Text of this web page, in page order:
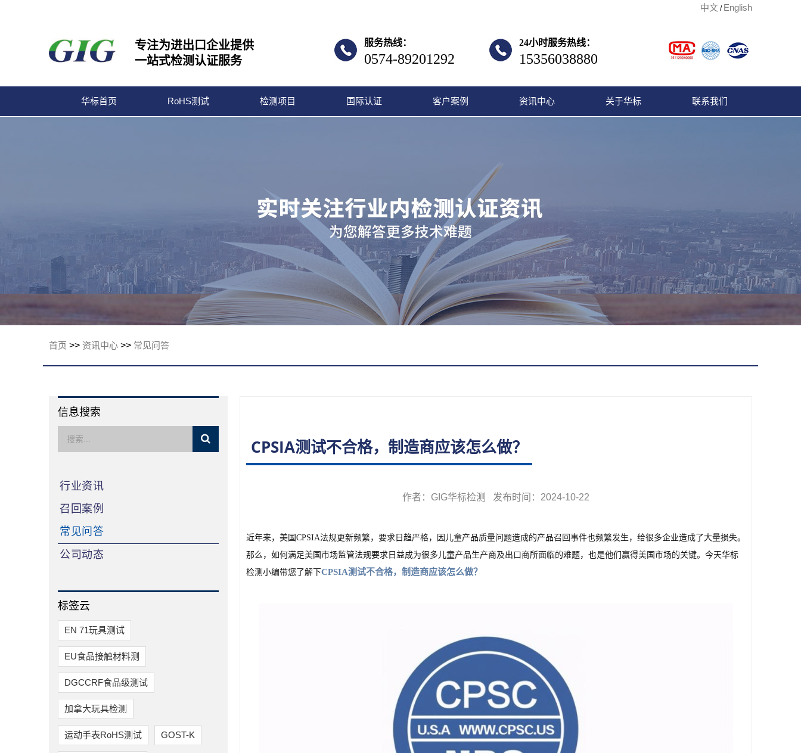
中文 / English
专注为进出口企业提供
一站式检测认证服务
服务热线：
0574-89201292
24小时服务热线：
15356038880
华标首页 RoHS测试 检测项目 国际认证 客户案例 资讯中心 关于华标 联系我们
首页 >> 资讯中心 >> 常见问答
信息搜索
行业资讯
召回案例
常见问答
公司动态
标签云
EN 71玩具测试​
EU食品接触材料测
DGCCRF食品级测试
加拿大玩具检测
运动手表RoHS测试 GOST-K
CPSIA测试不合格，制造商应该怎么做？
作者：GIG华标检测 发布时间：2024-10-22
近年来，美国CPSIA法规更新频繁，要求日趋严格，因儿童产品质量问题造成的产品召回事件也频繁发生，给很多企业造成了大量损失。
那么，如何满足美国市场监管法规要求日益成为很多儿童产品生产商及出口商所面临的难题，也是他们赢得美国市场的关键。今天华标
检测小编带您了解下CPSIA测试不合格，制造商应该怎么做？